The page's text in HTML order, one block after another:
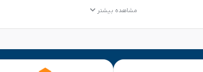
مشاهده بیشتر